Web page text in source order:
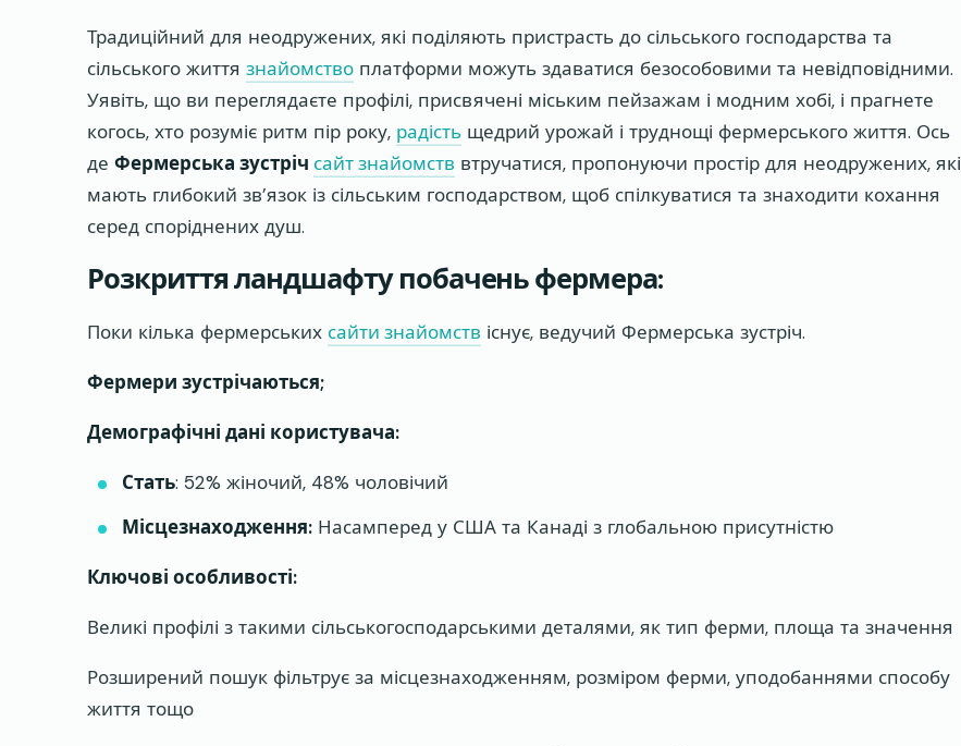
Традиційний для неодружених, які поділяють пристрасть до сільського господарства та
сільського життя знайомство платформи можуть здаватися безособовими та невідповідними.
Уявіть, що ви переглядаєте профілі, присвячені міським пейзажам і модним хобі, і прагнете
когось, хто розуміє ритм пір року, радість щедрий урожай і труднощі фермерського життя. Ось
де Фермерська зустріч сайт знайомств втручатися, пропонуючи простір для неодружених, які
мають глибокий зв’язок із сільським господарством, щоб спілкуватися та знаходити кохання
серед споріднених душ.
Розкриття ландшафту побачень фермера:
Поки кілька фермерських сайти знайомств існує, ведучий Фермерська зустріч.
Фермери зустрічаються;
Демографічні дані користувача:
Стать: 52% жіночий, 48% чоловічий
Місцезнаходження: Насамперед у США та Канаді з глобальною присутністю
Ключові особливості:
Великі профілі з такими сільськогосподарськими деталями, як тип ферми, площа та значення
Розширений пошук фільтрує за місцезнаходженням, розміром ферми, уподобаннями способу
життя тощо